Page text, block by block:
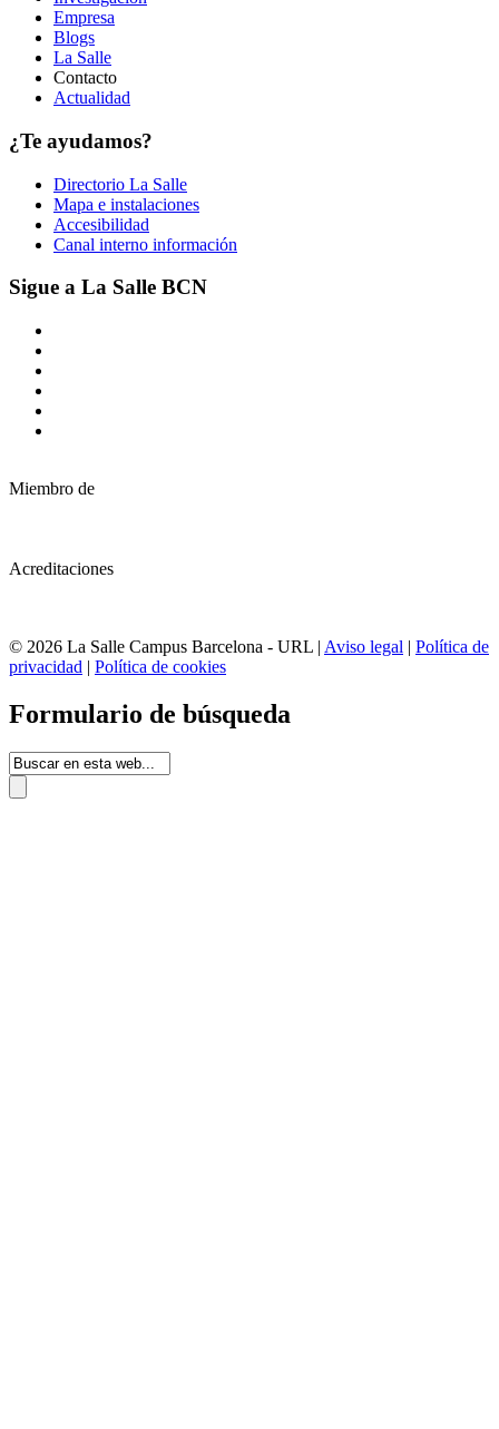
Empresa
Blogs
La Salle
Contacto
Actualidad
¿Te ayudamos?
Directorio La Salle
Mapa e instalaciones
Accesibilidad
Canal interno información
Sigue a La Salle BCN
Miembro de
Acreditaciones
© 2026 La Salle Campus Barcelona - URL | Aviso legal | Política de
privacidad | Política de cookies
Formulario de búsqueda